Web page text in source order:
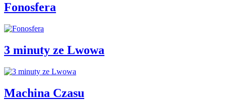
Fonosfera
3 minuty ze Lwowa
Machina Czasu